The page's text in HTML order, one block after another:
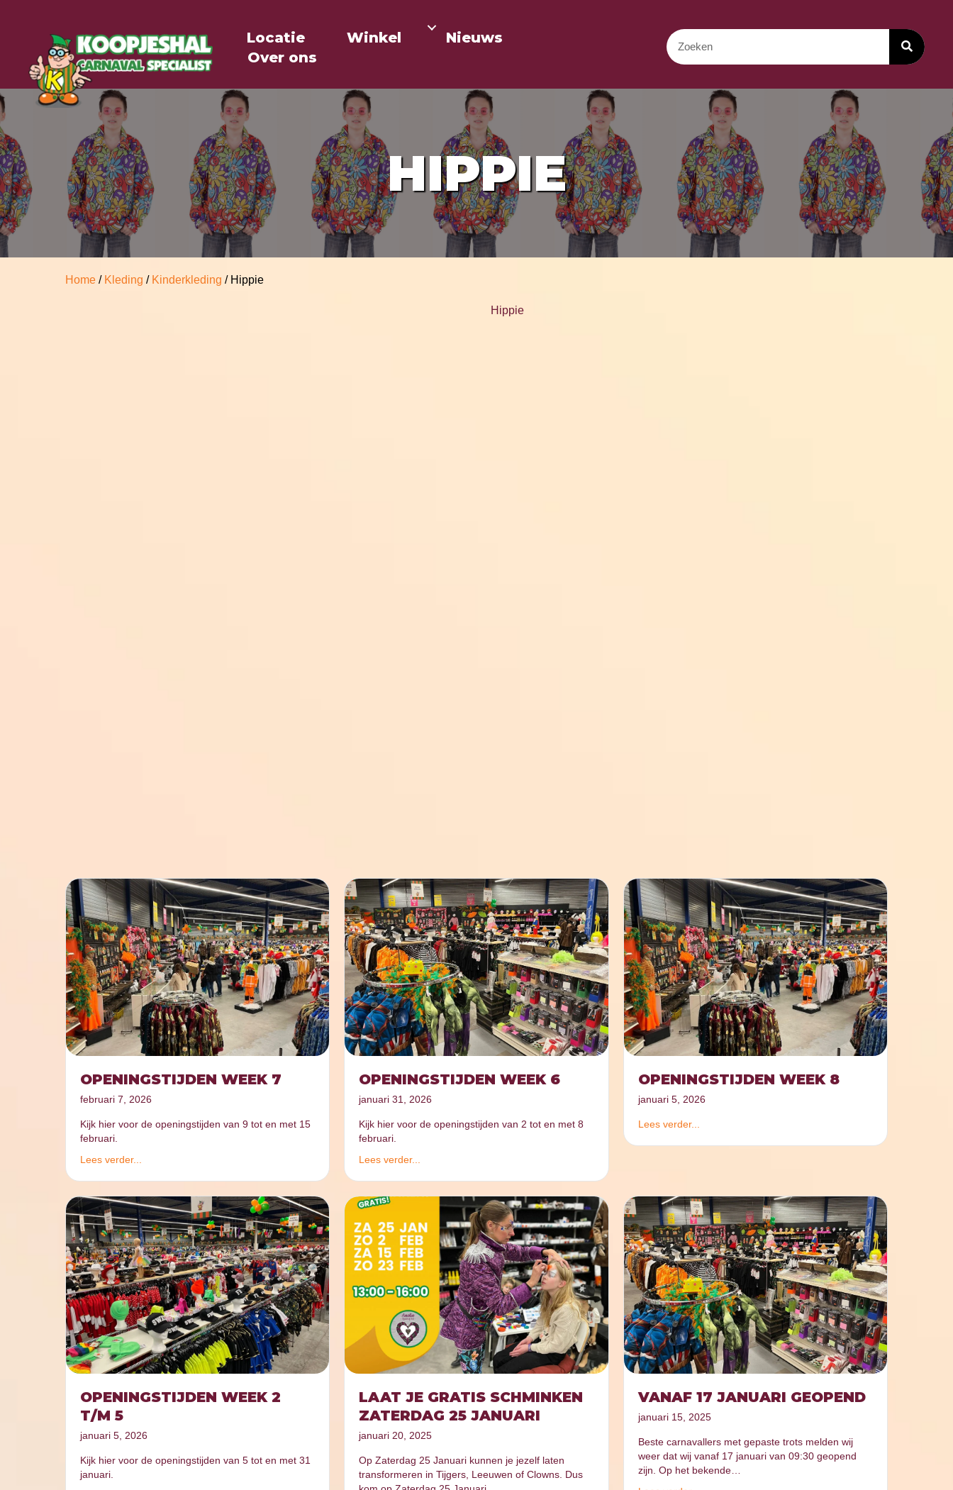
Locatie Winkel
Nieuws
Over ons
HIPPIE
Home / Kleding / Kinderkleding / Hippie
Hippie
OPENINGSTIJDEN WEEK 7
februari 7, 2026
Kijk hier voor de openingstijden van 9 tot en met 15
februari.
Lees verder...
OPENINGSTIJDEN WEEK 6
januari 31, 2026
Kijk hier voor de openingstijden van 2 tot en met 8
februari.
Lees verder...
OPENINGSTIJDEN WEEK 8
januari 5, 2026
Lees verder...
OPENINGSTIJDEN WEEK 2
T/M 5
januari 5, 2026
Kijk hier voor de openingstijden van 5 tot en met 31
januari.
LAAT JE GRATIS SCHMINKEN
ZATERDAG 25 JANUARI
januari 20, 2025
Op Zaterdag 25 Januari kunnen je jezelf laten
transformeren in Tijgers, Leeuwen of Clowns. Dus
VANAF 17 JANUARI GEOPEND
januari 15, 2025
Beste carnavallers met gepaste trots melden wij
weer dat wij vanaf 17 januari van 09:30 geopend
zijn. Op het bekende…